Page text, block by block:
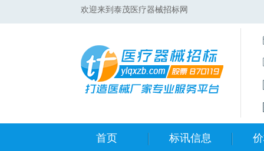
欢迎来到泰茂医疗器械招标网
首页 标讯信息